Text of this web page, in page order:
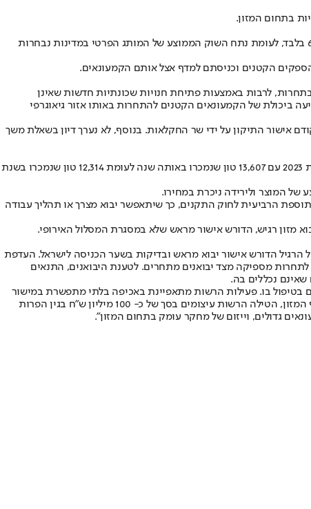
באשר למותג הפרטי, עלה כי חלקו מסך המכר הכולל של מוצרי מזון ומוצרי צריכה בשוק הקמעונאי משנת 2014 עד 2022 עלה באופן מתון והגיע ל-6.9% בלבד, לעומת נתח השוק הממוצע של המותג הפרטי במדינות נבחרות
לרבות באמצעות פתיחת חנויות שכונתיות חדשות שאינן
ביכולת של הקמעונאים הקטנים להתחרות באותו אזור גיאוגרפי
גם לרפורמה בחקלאות. משרד החקלאות גיבש תיקון לתקנות הגנת הצומח, אולם עם הקמתה של הממשלה החדשה בשנת 2022 לא קודם אישור התיקון על ידי שר החקלאות. בנוסף, לא נערך דיון בשאלת משך
באשר להפחתת מכסים נמצא כי הפחתת המכס, על ידי משרד האוצר, על הענבים בלבד, לא הביאה לגידול משמעותי בהיצע, לאחר הפחתת המכס בשנת 2023 עם 13,607 טון שנמכרו באותה שנה לעומת 12,314 טון שנמכרו בשנת
המוצר ולירידה ניכרת במחירו.
הרביעית לחוק התקנים, כך שיתאפשר יבוא מצרך או תהליך עבודה
במסלול הרגיל הדורש אישור יבוא מראש ובדיקות בשער הכניסה לישראל. העדפת
מספיקה מצד יבואנים מתחרים. לטענת היבואנים, התנאים
שאינם נכללים בה.
בו. פעילות הרשות מתאפיינת באכיפה בלתי מתפשרת במישור
הפלילי והמנהלי, בעצירת מיזוגים שעלולים לפגוע בתחרות ולתרום ליוקר המחייה ובהעמקת הבדיקות בבקשות למיזוגים. לצד החקירה הפלילית בענף המזון, הטילה הרשות עיצומים בסך של כ- 100 מיליון ש"ח בגין הפרות
גדולים, וייזום של מחקר עומק בתחום המזון".